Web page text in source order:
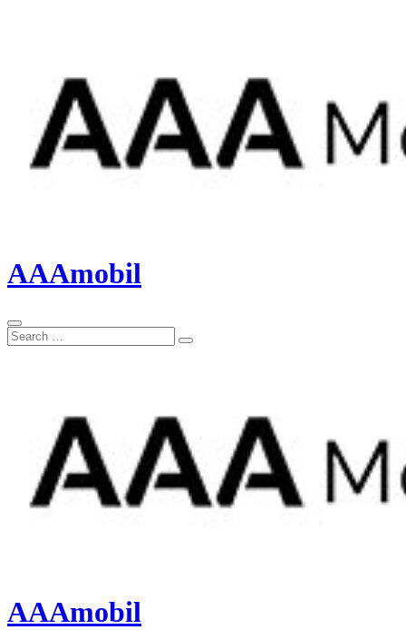
AAAmobil
Search
for:
Search
AAAmobil